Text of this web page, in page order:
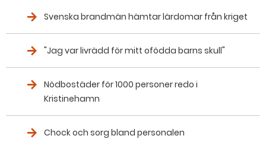
Svenska brandmän hämtar lärdomar från kriget
"Jag var livrädd för mitt ofödda barns skull"
Nödbostäder för 1000 personer redo i
Kristinehamn
Chock och sorg bland personalen